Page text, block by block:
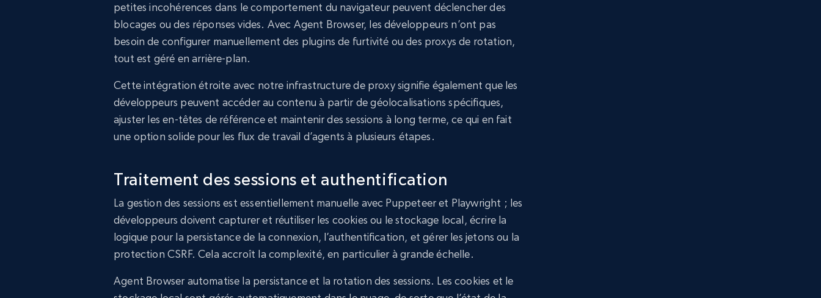
petites incohérences dans le comportement du navigateur peuvent déclencher des
blocages ou des réponses vides. Avec Agent Browser, les développeurs n’ont pas
besoin de configurer manuellement des plugins de furtivité ou des proxys de rotation,
tout est géré en arrière-plan.
Cette intégration étroite avec notre infrastructure de proxy signifie également que les
développeurs peuvent accéder au contenu à partir de géolocalisations spécifiques,
ajuster les en-têtes de référence et maintenir des sessions à long terme, ce qui en fait
une option solide pour les flux de travail d’agents à plusieurs étapes.
Traitement des sessions et authentification
La gestion des sessions est essentiellement manuelle avec Puppeteer et Playwright ; les
développeurs doivent capturer et réutiliser les cookies ou le stockage local, écrire la
logique pour la persistance de la connexion, l’authentification, et gérer les jetons ou la
protection CSRF. Cela accroît la complexité, en particulier à grande échelle.
Agent Browser automatise la persistance et la rotation des sessions. Les cookies et le